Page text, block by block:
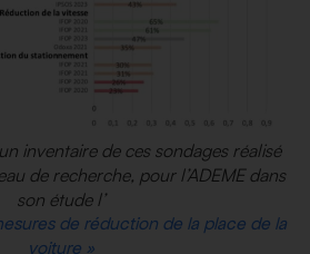
inventaire de ces sondages réalisé
de recherche, pour l’ADEME dans
son étude l’
de réduction de la place de la
voiture »